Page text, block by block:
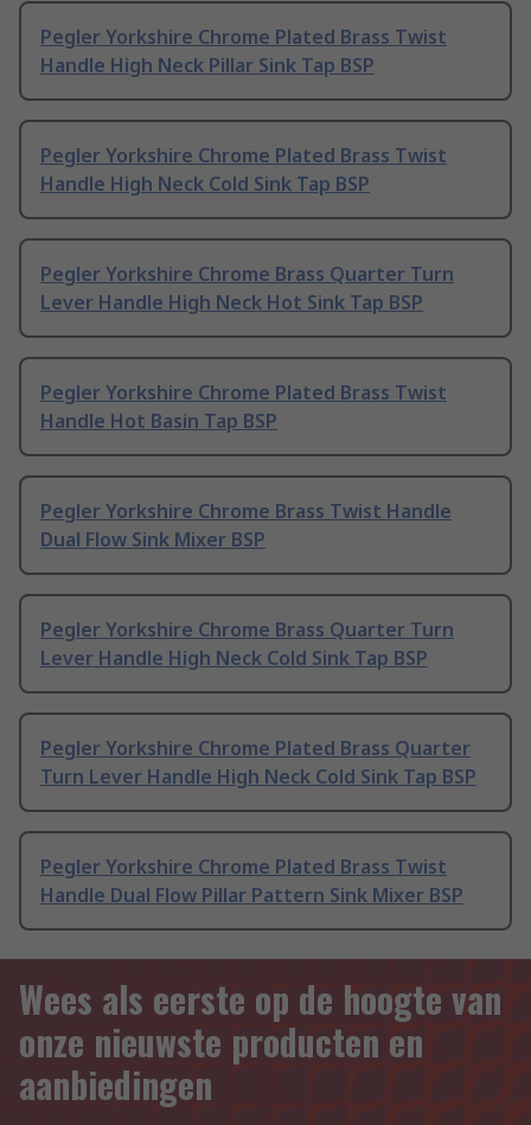
Pegler Yorkshire Chrome Plated Brass Twist
Handle High Neck Pillar Sink Tap BSP
Pegler Yorkshire Chrome Plated Brass Twist
Handle High Neck Cold Sink Tap BSP
Pegler Yorkshire Chrome Brass Quarter Turn
Lever Handle High Neck Hot Sink Tap BSP
Pegler Yorkshire Chrome Plated Brass Twist
Handle Hot Basin Tap BSP
Pegler Yorkshire Chrome Brass Twist Handle
Dual Flow Sink Mixer BSP
Pegler Yorkshire Chrome Brass Quarter Turn
Lever Handle High Neck Cold Sink Tap BSP
Pegler Yorkshire Chrome Plated Brass Quarter
Turn Lever Handle High Neck Cold Sink Tap BSP
Pegler Yorkshire Chrome Plated Brass Twist
Handle Dual Flow Pillar Pattern Sink Mixer BSP
Wees als eerste op de hoogte van
onze nieuwste producten en
aanbiedingen